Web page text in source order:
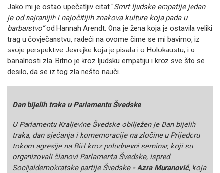
Jako mi je ostao upečatljiv citat "Smrt ljudske empatije jedan
je od najranijih i najočitijih znakova kulture koja pada u
barbarstvo”od Hannah Arendt. Ona je žena koja je ostavila veliki
trag u čovječanstvu, radeći na ovome čime se mi bavimo, iz
svoje perspektive Jevrejke koja je pisala i o Holokaustu, i o
banalnosti zla. Bitno je kroz ljudsku empatiju i kroz sve što se
desilo, da se iz tog zla nešto nauči.
Dan bijelih traka u Parlamentu Švedske
U Parlamentu Kraljevine Švedske obilježen je Dan bijelih
traka, dan sjećanja i komemoracije na zločine u Prijedoru
tokom agresije na BiH kroz poludnevni seminar, koji su
organizovali članovi Parlamenta Švedske, ispred
Socijaldemokratske partije Švedske - Azra Muranović, koja